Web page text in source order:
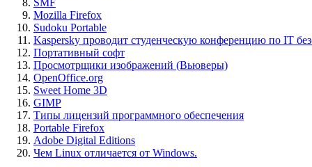
SMF
Mozilla Firefox
Sudoku Portable
Kaspersky проводит студенческую конференцию по IT
Портативный софт
Просмотрщики изображений (Вьюверы)
OpenOffice.org
Sweet Home 3D
GIMP
Типы лицензий программного обеспечения
Portable Firefox
Adobe Digital Editions
Чем Linux отличается от Windows.